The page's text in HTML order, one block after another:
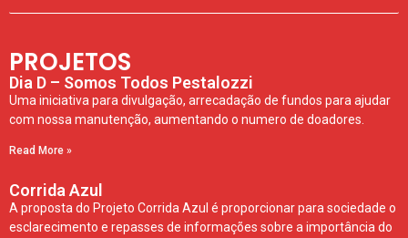
PROJETOS
Dia D – Somos Todos Pestalozzi
Uma iniciativa para divulgação, arrecadação de fundos para ajudar
com nossa manutenção, aumentando o numero de doadores.
Read More »
Corrida Azul
A proposta do Projeto Corrida Azul é proporcionar para sociedade o
esclarecimento e repasses de informações sobre a importância do